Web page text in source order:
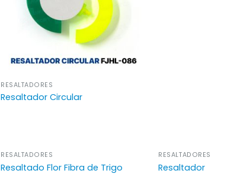
RESALTADORES
Resaltador Circular
RESALTADORES
Resaltado Flor Fibra de Trigo
RESALTADORES
Resaltador